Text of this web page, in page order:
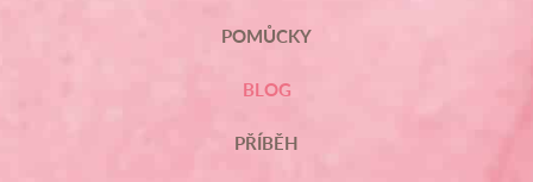
POMŮCKY
BLOG
PŘÍBĚH